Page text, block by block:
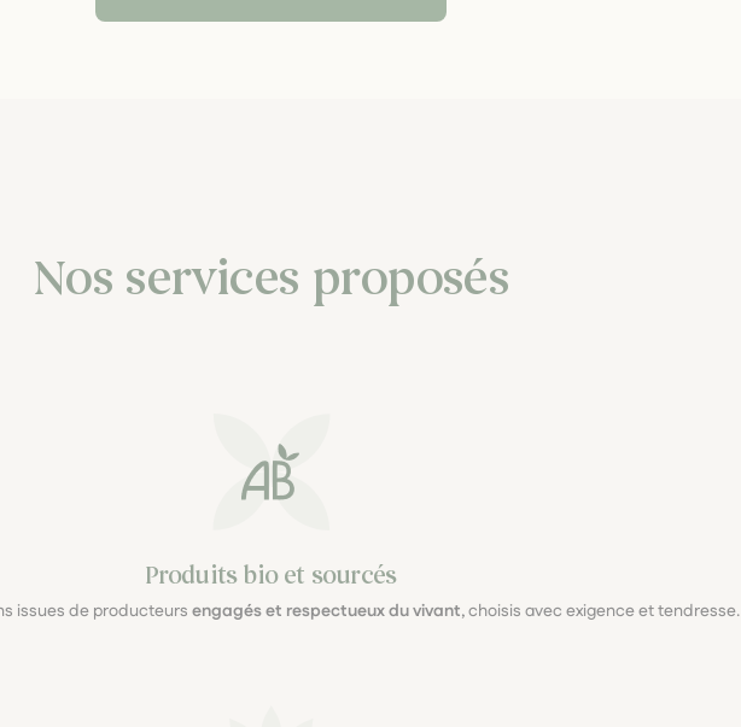
Nos services proposés
Produits bio et sourcés
issues de producteursengagés et respectueux du vivant, choisis avec exigence et tendresse.